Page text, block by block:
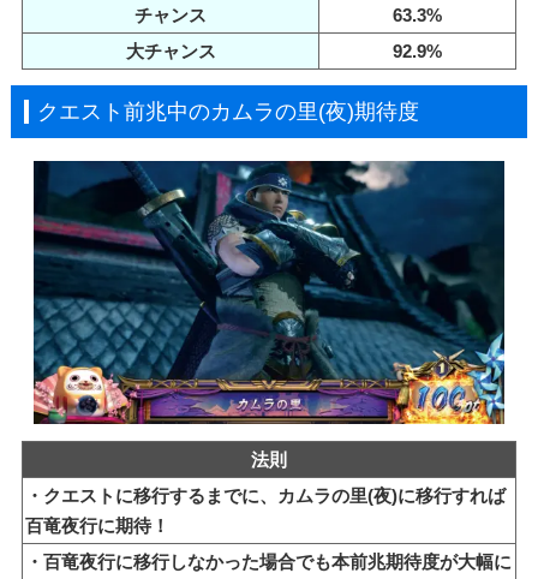
チャンス
63.3%
大チャンス
92.9%
クエスト前兆中のカムラの里(夜)期待度
法則
・クエストに移行するまでに、カムラの里(夜)に移行すれば
百竜夜行に期待！
・百竜夜行に移行しなかった場合でも本前兆期待度が大幅に